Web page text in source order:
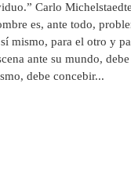
Carlo
es, ante todo,
mismo, para el otro y
ante su mundo,
debe concebir...